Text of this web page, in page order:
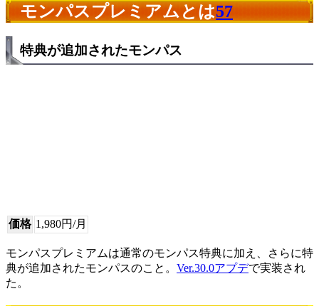
モンパスプレミアムとは57
特典が追加されたモンパス
価格 1,980円/月
モンパスプレミアムは通常のモンパス特典に加え、さらに特
典が追加されたモンパスのこと。 Ver.30.0アプデで実装され
た。